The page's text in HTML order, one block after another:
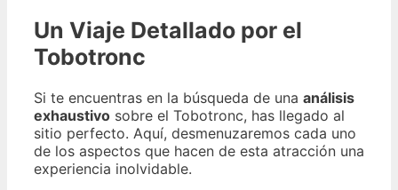
Un Viaje Detallado por el
Tobotronc
Si te encuentras en la búsqueda de una análisis
exhaustivo sobre el Tobotronc, has llegado al
sitio perfecto. Aquí, desmenuzaremos cada uno
de los aspectos que hacen de esta atracción una
experiencia inolvidable.